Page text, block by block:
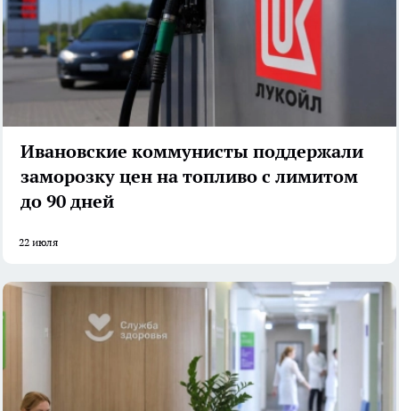
Ивановские коммунисты поддержали
заморозку цен на топливо с лимитом
до 90 дней
22 июля